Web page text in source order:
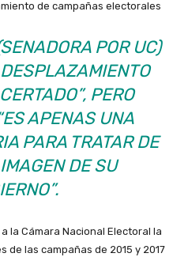
de campañas electorales
POR UC)
PERO
APENAS UNA
PARA TRATAR DE
DE SU
la Cámara Nacional Electoral la
las campañas de 2015 y 2017